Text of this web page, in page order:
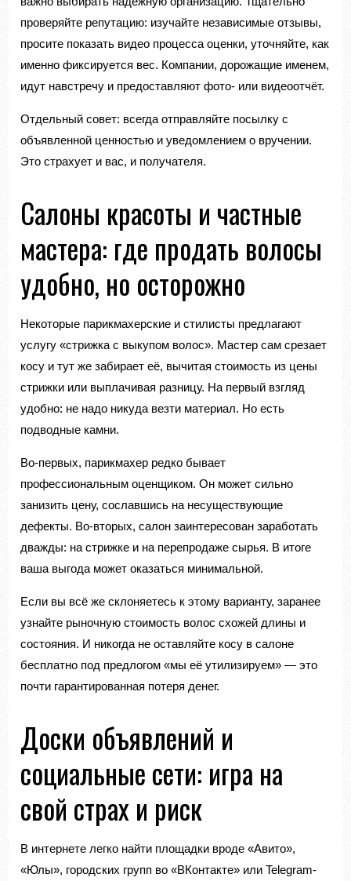
проверяйте репутацию: изучайте независимые отзывы,
просите показать видео процесса оценки, уточняйте, как
именно фиксируется вес. Компании, дорожащие именем,
идут навстречу и предоставляют фото- или видеоотчёт.
Отдельный совет: всегда отправляйте посылку с
объявленной ценностью и уведомлением о вручении.
Это страхует и вас, и получателя.
Салоны красоты и частные
мастера: где продать волосы
удобно, но осторожно
Некоторые парикмахерские и стилисты предлагают
услугу «стрижка с выкупом волос». Мастер сам срезает
косу и тут же забирает её, вычитая стоимость из цены
стрижки или выплачивая разницу. На первый взгляд
удобно: не надо никуда везти материал. Но есть
подводные камни.
Во-первых, парикмахер редко бывает
профессиональным оценщиком. Он может сильно
занизить цену, сославшись на несуществующие
дефекты. Во-вторых, салон заинтересован заработать
дважды: на стрижке и на перепродаже сырья. В итоге
ваша выгода может оказаться минимальной.
Если вы всё же склоняетесь к этому варианту, заранее
узнайте рыночную стоимость волос схожей длины и
состояния. И никогда не оставляйте косу в салоне
бесплатно под предлогом «мы её утилизируем» — это
почти гарантированная потеря денег.
Доски объявлений и
социальные сети: игра на
свой страх и риск
В интернете легко найти площадки вроде «Авито»,
«Юлы», городских групп во «ВКонтакте» или Telegram-